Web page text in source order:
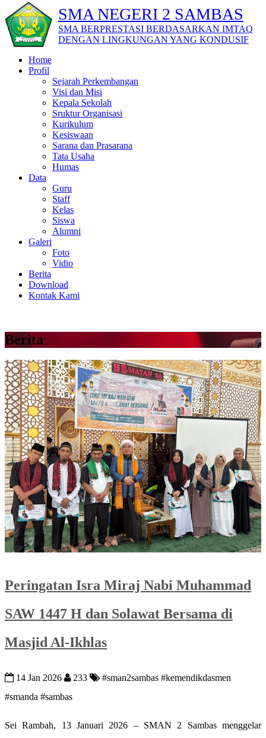
SMA NEGERI 2 SAMBAS
SMA BERPRESTASI BERDASARKAN IMTAQ
DENGAN LINGKUNGAN YANG KONDUSIF
Home
Profil
Sejarah Perkembangan
Visi dan Misi
Kepala Sekolah
Sruktur Organisasi
Kurikulum
Kesiswaan
Sarana dan Prasarana
Tata Usaha
Humas
Data
Guru
Staff
Kelas
Siswa
Alumni
Galeri
Foto
Vidio
Berita
Download
Kontak Kami
Berita
Peringatan Isra Miraj Nabi Muhammad
SAW 1447 H dan Solawat Bersama di
Masjid Al-Ikhlas
14 Jan 2026 233
#sman2sambas #kemendikdasmen
#smanda #sambas
Sei Rambah, 13 Januari 2026 – SMAN 2 Sambas menggelar